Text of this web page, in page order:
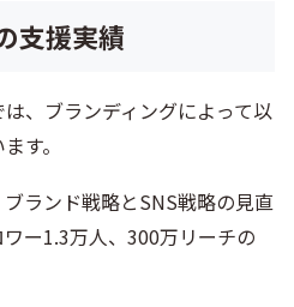
支援実績
、ブランディングによって以
す。
ランド戦略とSNS戦略の見直
ー1.3万人、300万リーチの